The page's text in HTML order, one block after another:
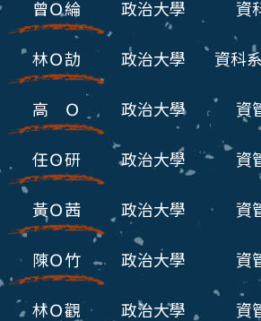
曾Ｏ綸 政治大學 資
林Ｏ劼 政治大學 資科
高 Ｏ 政治大學 資
任Ｏ研 政治大學 資
黃Ｏ茜 政治大學 資
陳Ｏ竹 政治大學 資
林Ｏ觀 政治大學 資